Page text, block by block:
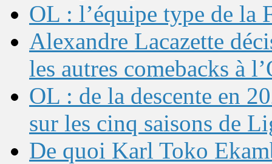
OL : l’équipe type de la
Alexandre Lacazette
les autres comebacks à
OL : de la descente en
sur les cinq saisons de
De quoi Karl Toko